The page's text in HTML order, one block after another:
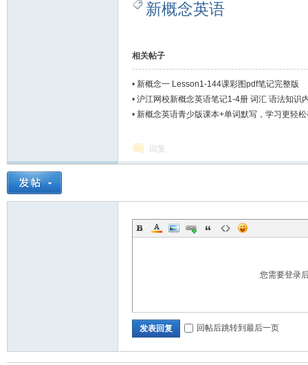
新概念英语
相关帖子
• 新概念一 Lesson1-144课彩图pdf笔记完整版
• 沪江网校新概念英语笔记1-4册 词汇 语法知识
• 新概念英语青少版课本+单词默写，学习更轻
回复
您需要登录
发表回复 回帖后跳转到最后一页